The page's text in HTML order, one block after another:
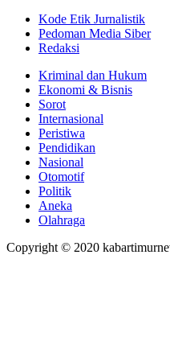
Kode Etik Jurnalistik
Pedoman Media Siber
Redaksi
Kriminal dan Hukum
Ekonomi & Bisnis
Sorot
Internasional
Peristiwa
Pendidikan
Nasional
Otomotif
Politik
Aneka
Olahraga
Copyright © 2020